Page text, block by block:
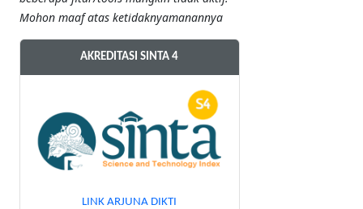
Mohon maaf atas ketidaknyamanannya
AKREDITASI SINTA 4
LINK ARJUNA DIKTI